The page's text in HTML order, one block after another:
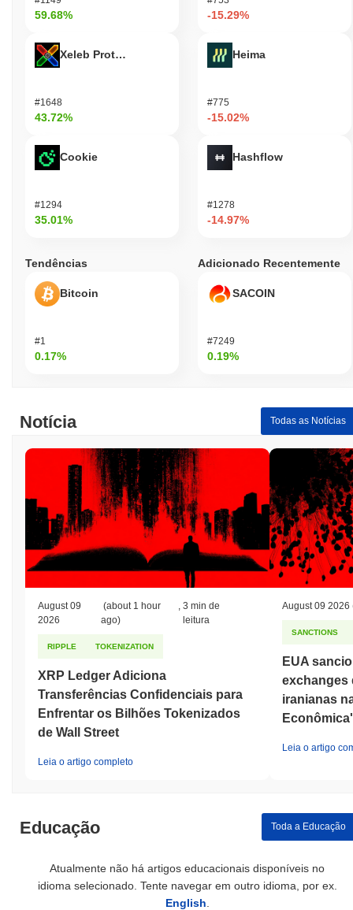
59.68%
Xeleb Protocol
#1648
43.72%
Cookie
#1294
35.01%
-15.29%
Heima
#775
-15.02%
Hashflow
#1278
-14.97%
Tendências
Bitcoin
#1
0.17%
Adicionado Recentemente
SACOIN
#7249
0.19%
Notícia Todas as Notícias
August 09
2026
(about 1 hour
ago)
3 min de
leitura
RIPPLE TOKENIZATION
XRP Ledger Adiciona
Transferências Confidenciais para
Enfrentar os Bilhões Tokenizados
de Wall Street
Leia o artigo completo
August 09 2026
SANCTIONS
EUA
exchanges
iranianas
Econômica'
Leia o artigo
Educação Toda a Educação
Atualmente não há artigos educacionais disponíveis no
idioma selecionado. Tente navegar em outro idioma, por ex.
English